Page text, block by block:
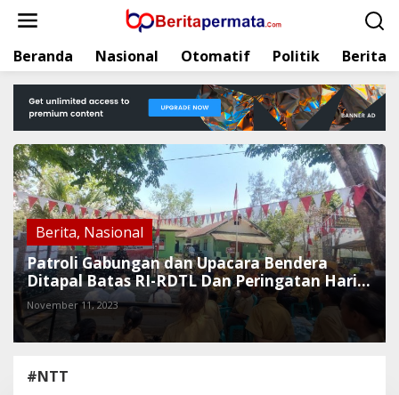
Beranda Nasional Otomatif Politik Berita
Berita, Nasional
Patroli Gabungan dan Upacara Bendera
Ditapal Batas RI-RDTL Dan Peringatan Hari
Pahlawan 10 November
November 11, 2023
#NTT